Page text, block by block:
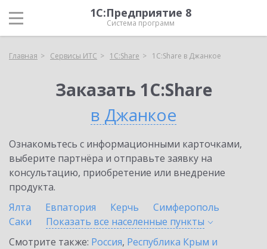
1С:Предприятие 8
Система программ
Главная Сервисы ИТС 1С:Share 1С:Share в Джанкое
Заказать 1С:Share
в Джанкое
Ознакомьтесь с информационными карточками,
выберите партнёра и отправьте заявку на
консультацию, приобретение или внедрение
продукта.
Ялта
Евпатория Керчь
Симферополь
Саки
Показать все населенные пункты
Смотрите также: Россия, Республика Крым и